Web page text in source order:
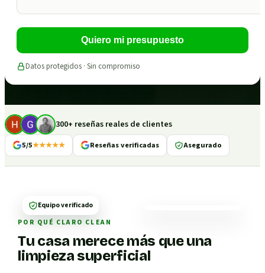
Quiero mi presupuesto
Datos protegidos · Sin compromiso
300+ reseñas reales de clientes
5/5★★★★★ Reseñas verificadas Asegurado
POR QUÉ CLARO CLEAN
Tu casa merece más que una
limpieza superficial
Equipo verificado